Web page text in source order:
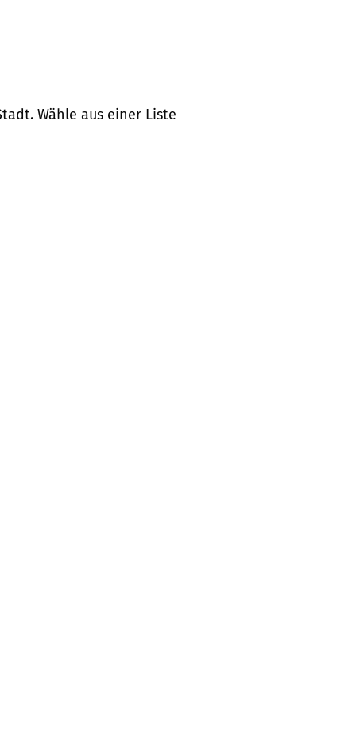
Wähle aus einer Liste